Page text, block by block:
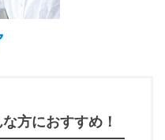
方におすすめ！